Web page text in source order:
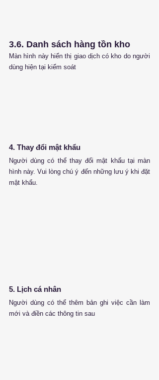
3.6. Danh sách hàng tồn kho
Màn hình này hiển thị giao dịch có kho do người
dùng hiện tại kiểm soát
4. Thay đổi mật khẩu
Người dùng có thể thay đổi mật khẩu tại màn
hình này. Vui lòng chú ý đến những lưu ý khi đặt
mật khẩu.
5. Lịch cá nhân
Người dùng có thể thêm bản ghi việc cần làm
mới và điền các thông tin sau